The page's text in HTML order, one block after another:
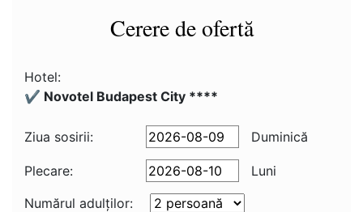
Cerere de ofertă
Hotel:
✔️ Novotel Budapest City ****
Ziua sosirii: Duminică
Plecare:
Luni
Numărul adulţilor: